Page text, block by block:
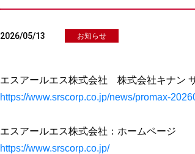
2026/05/13 お知らせ
エスアールエス株式会社 株式会社キナン
https://www.srscorp.co.jp/news/promax-
エスアールエス株式会社：ホームページ
https://www.srscorp.co.jp/